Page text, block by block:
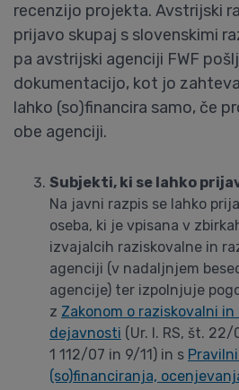
recenzijo projekta. Avstrijski
prijavo skupaj s slovenskimi
pa avstrijski agenciji FWF
dokumentacijo, kot jo
lahko (so)financira samo, če
obe agenciji.
Subjekti, ki se lahko
Na javni razpis se lahko
oseba, ki je vpisana v
izvajalcih raziskovalne in
agenciji (v nadaljnjem
agencije) ter izpolnjuje
z Zakonom o raziskovalni
dejavnosti (Ur. l. RS, št.
1 112/07 in 9/11) in s
(so)financiranja,